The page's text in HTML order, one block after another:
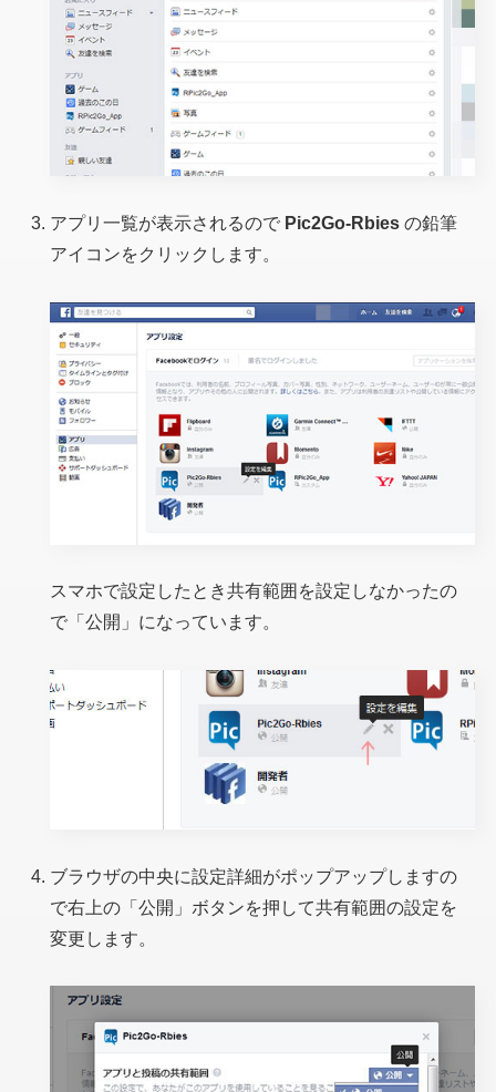
アプリ一覧が表示されるので Pic2Go-Rbies の鉛筆
アイコンをクリックします。
スマホで設定したとき共有範囲を設定しなかったの
で「公開」になっています。
ブラウザの中央に設定詳細がポップアップしますの
で右上の「公開」ボタンを押して共有範囲の設定を
変更します。